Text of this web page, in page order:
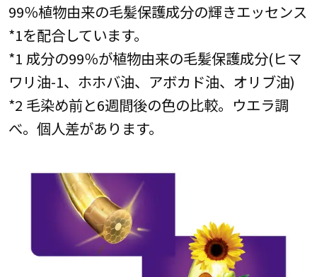
99％植物由来の毛髪保護成分の輝きエッセンス
*1を配合しています。
*1 成分の99％が植物由来の毛髪保護成分(ヒマ
ワリ油-1、ホホバ油、アボカド油、オリブ油)
*2 毛染め前と6週間後の色の比較。ウエラ調
べ。個人差があります。